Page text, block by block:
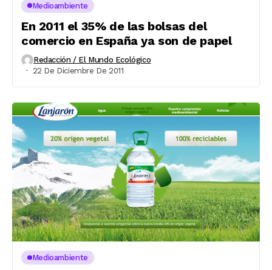
Medioambiente
En 2011 el 35% de las bolsas del
comercio en España ya son de papel
Redacción / El Mundo Ecológico
22 De Diciembre De 2011
Medioambiente